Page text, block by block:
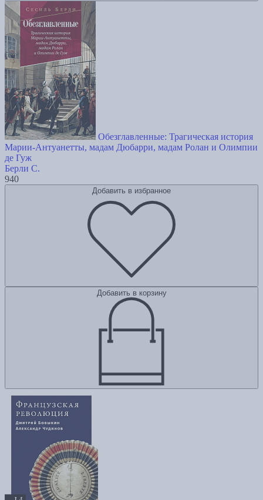
Обезглавленные: Трагическая история
Марии-Антуанетты, мадам Дюбарри, мадам Ролан и Олимпии
де Гуж
Берли С.
940
Добавить в избранное
Добавить в корзину